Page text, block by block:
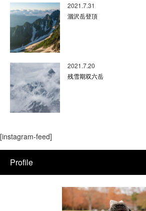
2021.7.31
涸沢岳登頂
2021.7.20
残雪期双六岳
[instagram-feed]
Profile